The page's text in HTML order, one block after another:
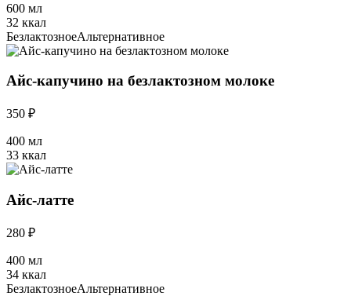
600 мл
32 ккал
БезлактозноеАльтернативное
Айс-капучино на безлактозном молоке
350 ₽
400 мл
33 ккал
Айс-латте
280 ₽
400 мл
34 ккал
БезлактозноеАльтернативное